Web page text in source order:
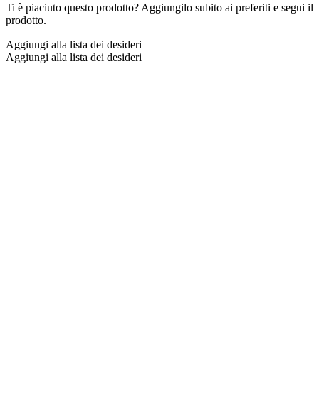
Ti è piaciuto questo prodotto? Aggiungilo subito ai preferiti e segui il
prodotto.
Aggiungi alla lista dei desideri
Aggiungi alla lista dei desideri